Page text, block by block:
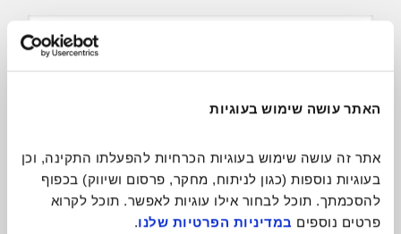
האתר עושה שימוש בעוגיות
פרטים נוספים במדיניות הפרטיות שלנו.
23.3.22